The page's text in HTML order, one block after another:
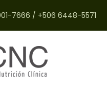
7666 / +506 6448-5571